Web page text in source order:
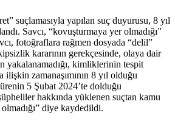
suçlamasıyla yapılan suç duyurusu, 8 yıl
Savcı, “kovuşturmaya yer olmadığı”
fotoğraflara rağmen dosyada “delil”
kararının gerekçesinde, olaya dair
yakalanamadığı, kimliklerinin tespit
zamanaşımının 8 yıl olduğu
5 Şubat 2024’te dolduğu
hakkında yüklenen suçtan kamu
diye kaydedildi.